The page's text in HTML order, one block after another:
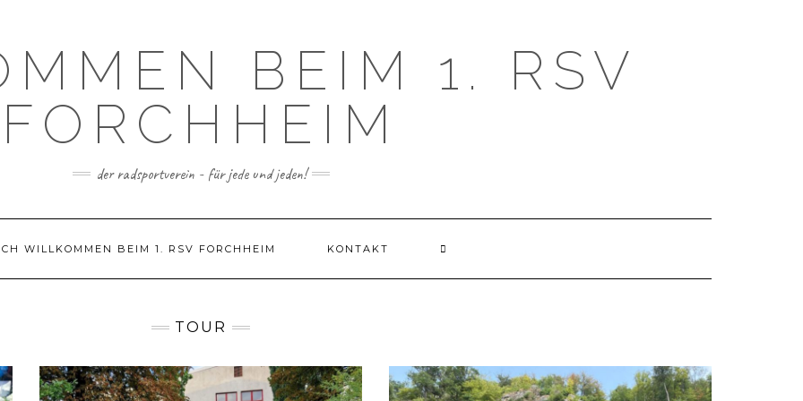
BEIM 1. RSV
FORCHHEIM
der radsportverein - für jede und jeden!
WILLKOMMEN BEIM 1. RSV FORCHHEIM KONTAKT
TOUR